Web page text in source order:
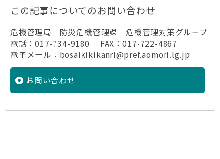
この記事についてのお問い合わせ
危機管理局 防災危機管理課 危機管理対策グループ
電話：017-734-9180 FAX：017-722-4867
電子メール：bosaikikikanri@pref.aomori.lg.jp
お問い合わせ